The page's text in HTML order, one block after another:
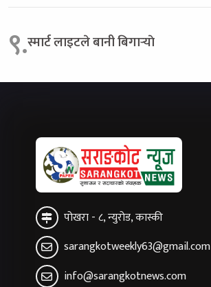
९.स्मार्ट लाइटले बानी बिगार्‍याे
पोखरा - ८, न्युरोड, कास्की
sarangkotweekly63@gmail.com
info@sarangkotnews.com